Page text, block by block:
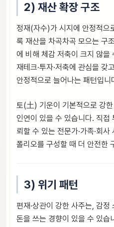
2) 재산 확장 구조
정재(자수)가 시지에 안정적으
록 재산을 차곡차곡 모으는 구
에 비해 체감 저축이 크지 않을
재테크·투자·저축에 관심을 갖
안정적으로 늘어나는 패턴입니
토(土) 기운이 기본적으로 강
인연이 있을 수 있습니다. 직접
뢰할 수 있는 전문가·가족·회
폴리오를 구성할 때 더 안전한
3) 위기 패턴
편재·상관이 강한 사주는, 감정
돈을 쓰는 경향이 있을 수 있습